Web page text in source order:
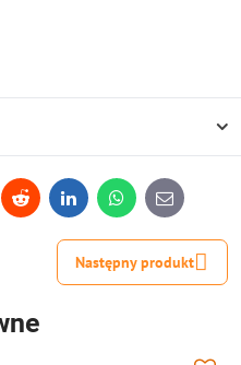
Reddit LinkedInWhatsApp
E-
mail
Następny produkt